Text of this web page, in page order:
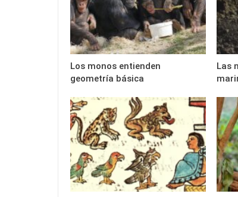
Los monos entienden
geometría básica
Las